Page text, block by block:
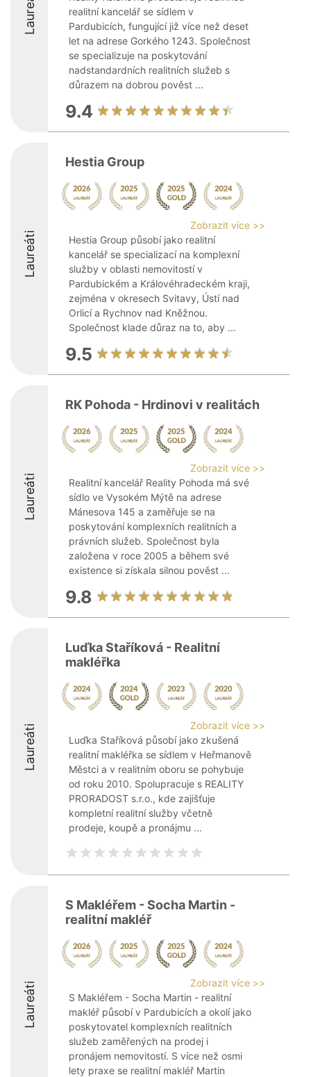
Laureáti
realitní kancelář se sídlem v
Pardubicích, fungující již více než deset
let na adrese Gorkého 1243. Společnost
se specializuje na poskytování
nadstandardních realitních služeb s
důrazem na dobrou pověst ...
9.4
Laureáti
Hestia Group
Zobrazit více >>
Hestia Group působí jako realitní
kancelář se specializací na komplexní
služby v oblasti nemovitostí v
Pardubickém a Královéhradeckém kraji,
zejména v okresech Svitavy, Ústí nad
Orlicí a Rychnov nad Kněžnou.
Společnost klade důraz na to, aby ...
9.5
Laureáti
RK Pohoda - Hrdinovi v realitách
Zobrazit více >>
Realitní kancelář Reality Pohoda má své
sídlo ve Vysokém Mýtě na adrese
Mánesova 145 a zaměřuje se na
poskytování komplexních realitních a
právních služeb. Společnost byla
založena v roce 2005 a během své
existence si získala silnou pověst ...
9.8
Laureáti
Luďka Staříková - Realitní
makléřka
Zobrazit více >>
Luďka Staříková působí jako zkušená
realitní makléřka se sídlem v Heřmanově
Městci a v realitním oboru se pohybuje
od roku 2010. Spolupracuje s REALITY
PRORADOST s.r.o., kde zajišťuje
kompletní realitní služby včetně
prodeje, koupě a pronájmu ...
Laureáti
S Makléřem - Socha Martin -
realitní makléř
Zobrazit více >>
S Makléřem - Socha Martin - realitní
makléř působí v Pardubicích a okolí jako
poskytovatel komplexních realitních
služeb zaměřených na prodej i
pronájem nemovitostí. S více než osmi
lety praxe se realitní makléř Martin